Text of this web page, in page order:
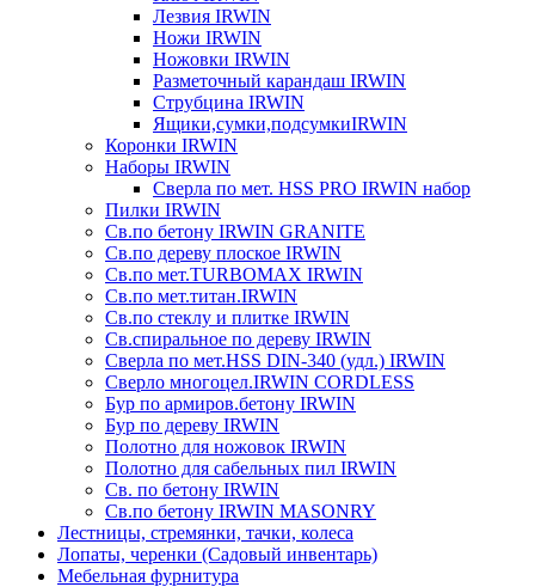
Лезвия IRWIN
Ножи IRWIN
Ножовки IRWIN
Разметочный карандаш IRWIN
Струбцина IRWIN
Ящики,сумки,подсумкиIRWIN
Коронки IRWIN
Наборы IRWIN
Сверла по мет. HSS PRO IRWIN набор
Пилки IRWIN
Св.по бетону IRWIN GRANITE
Св.по дереву плоское IRWIN
Св.по мет.TURBOMAX IRWIN
Св.по мет.титан.IRWIN
Св.по стеклу и плитке IRWIN
Св.спиральное по дереву IRWIN
Сверла по мет.HSS DIN-340 (удл.) IRWIN
Сверло многоцел.IRWIN CORDLESS
Бур по армиров.бетону IRWIN
Бур по дереву IRWIN
Полотно для ножовок IRWIN
Полотно для сабельных пил IRWIN
Св. по бетону IRWIN
Св.по бетону IRWIN MASONRY
Лестницы, стремянки, тачки, колеса
Лопаты, черенки (Садовый инвентарь)
Мебельная фурнитура